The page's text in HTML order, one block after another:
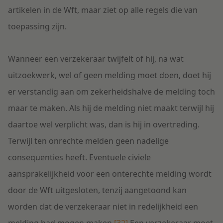
artikelen in de Wft, maar ziet op alle regels die van
toepassing zijn.
Wanneer een verzekeraar twijfelt of hij, na wat
uitzoekwerk, wel of geen melding moet doen, doet hij
er verstandig aan om zekerheidshalve de melding toch
maar te maken. Als hij de melding niet maakt terwijl hij
daartoe wel verplicht was, dan is hij in overtreding.
Terwijl ten onrechte melden geen nadelige
consequenties heeft. Eventuele civiele
aansprakelijkheid voor een onterechte melding wordt
door de Wft uitgesloten, tenzij aangetoond kan
worden dat de verzekeraar niet in redelijkheid een